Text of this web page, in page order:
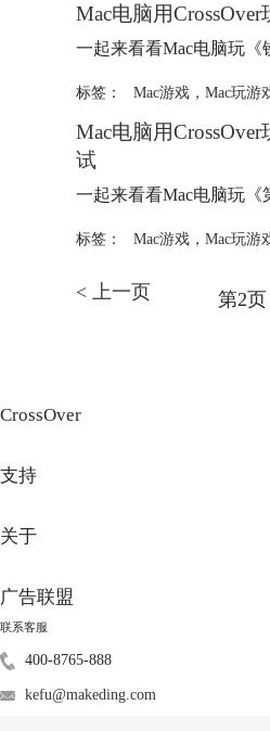
Mac电脑用
一起来看看Mac电脑玩《
标签： Mac游戏， Mac玩游
Mac电脑用
试
一起来看看Mac电脑玩
标签： Mac游戏， Mac玩游
< 上一页 第2页
CrossOver
支持
关于
广告联盟
联系客服
400-8765-888
kefu@makeding.com